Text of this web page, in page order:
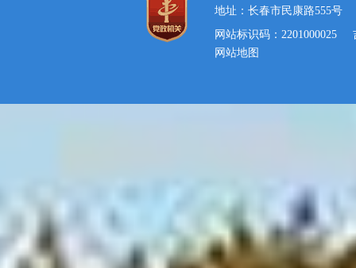
地址：长春市民康路555号
网站标识码：2201000025
网站地图